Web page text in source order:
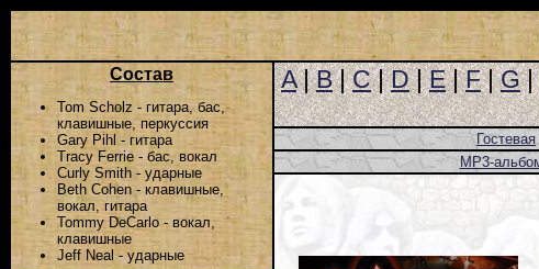
Состав
Tom Scholz - гитара, бас,
клавишные, перкуссия
Gary Pihl - гитара
Tracy Ferrie - бас, вокал
Curly Smith - ударные
Beth Cohen - клавишные,
вокал, гитара
Tommy DeCarlo - вокал,
клавишные
Jeff Neal - ударные
A|B|C|D|E|F|G|
Гостевая
MP3-